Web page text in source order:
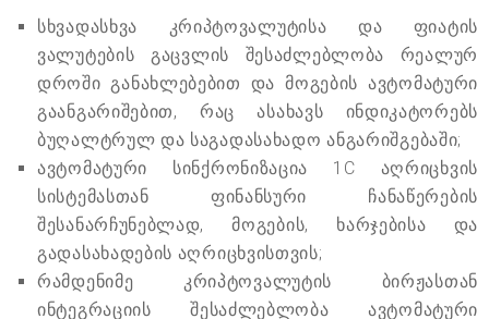
სხვადასხვა კრიპტოვალუტისა და ფიატის
ვალუტების გაცვლის შესაძლებლობა რეალურ
დროში განახლებებით და მოგების ავტომატური
გაანგარიშებით, რაც ასახავს ინდიკატორებს
ბუღალტრულ და საგადასახადო ანგარიშგებაში;
ავტომატური სინქრონიზაცია 1C აღრიცხვის
სისტემასთან ფინანსური ჩანაწერების
შესანარჩუნებლად, მოგების, ხარჯებისა და
გადასახადების აღრიცხვისთვის;
რამდენიმე კრიპტოვალუტის ბირჟასთან
ინტეგრაციის შესაძლებლობა ავტომატური